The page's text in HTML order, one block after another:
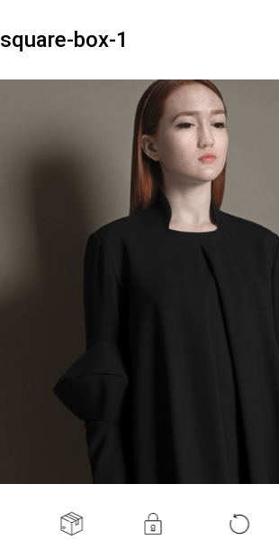
square-box-1